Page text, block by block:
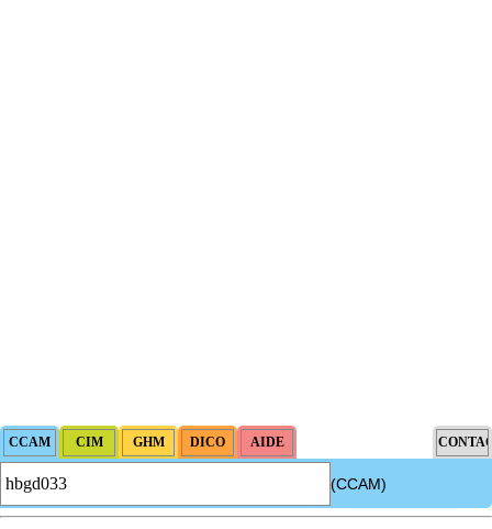
(CCAM)